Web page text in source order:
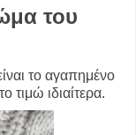
του
το αγαπημένο
τιμώ ιδιαίτερα.